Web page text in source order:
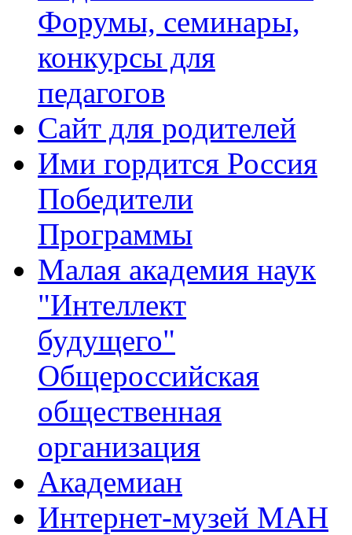
Форумы, семинары,
конкурсы для
педагогов
Сайт для родителей
Ими гордится Россия
Победители
Программы
Малая академия наук
"Интеллект
будущего"
Общероссийская
общественная
организация
Академиан
Интернет-музей МАН